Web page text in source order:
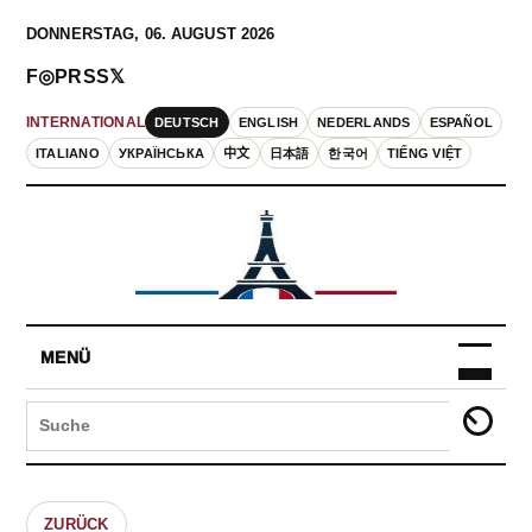
DONNERSTAG, 06. AUGUST 2026
INTERNATIONAL DEUTSCH ENGLISH NEDERLANDS ESPAÑOL
ITALIANO УКРАЇНСЬКА 中文 日本語 한국어 TIẾNG VIỆT
F◎PRSS𝕏
MENÜ
ZURÜCK